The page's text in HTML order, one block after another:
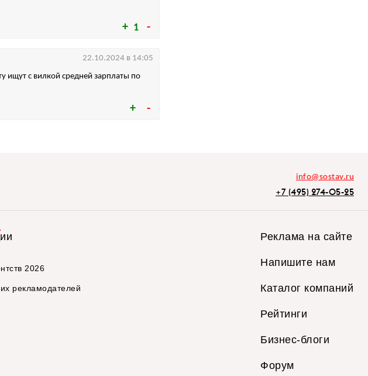
1
ищут с вилкой средней зарплаты по
22.10.2024 в 14:05
info@sostav.ru
+7 (495) 274-05-25
2026
рекламодателей
Реклама на сайте
Напишите нам
Каталог компаний
Рейтинги
Бизнес-блоги
Форум